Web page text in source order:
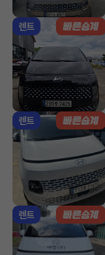
렌트
렌트
렌트